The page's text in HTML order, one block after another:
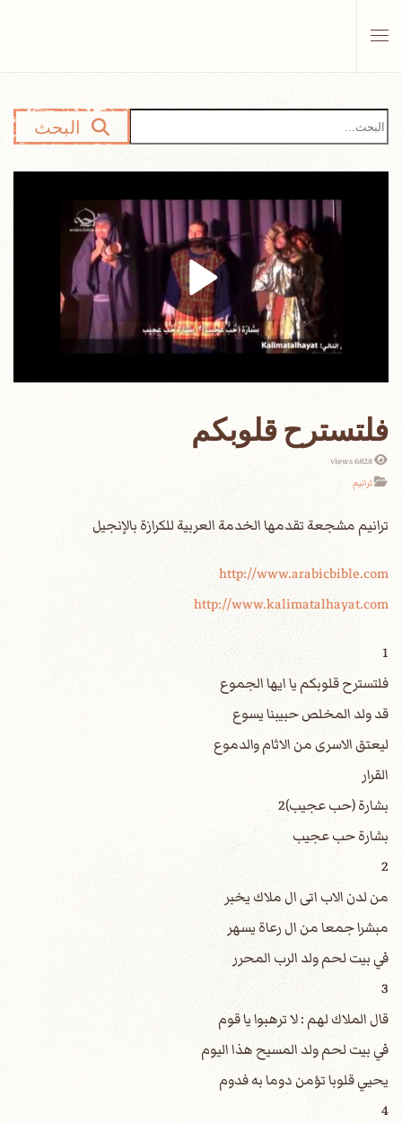
البحث
فلتسترح قلوبكم
6828 views
ترانيم
http://www.arabicbible.com
http://www.kalimatalhayat.com
1
فلتسترح قلوبكم يا ايها الجموع
قد ولد المخلص حبيبنا يسوع
ليعتق الاسرى من الاثام والدموع
القرار
بشارة (حب عجيب)2
بشارة حب عجيب
2
من لدن الاب اتى ال ملاك يخبر
مبشرا جمعا من ال رعاة يسهر
في بيت لحم ولد الرب المحرر
3
قال الملاك لهم : لا ترهبوا يا قوم
في بيت لحم ولد المسيح هذا اليوم
يحيي قلوبا تؤمن دوما به فدوم
4